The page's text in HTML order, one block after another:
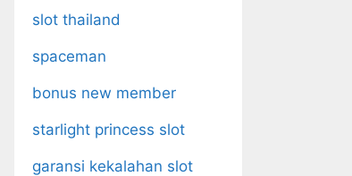
slot thailand
spaceman
bonus new member
starlight princess slot
garansi kekalahan slot